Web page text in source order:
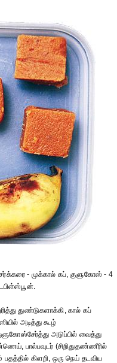
- முக்கால் கப், குளுகோஸ் - 4
துண்டுகளாக்கி, கால் கப்
அடித்து கூழ்
அடுப்பில் வைத்து
பால்பவுடர் (சிறிதுதண்ணீரில்
பதத்தில் கிளறி, ஒரு நெய் தடவிய